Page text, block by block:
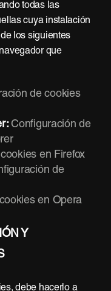
todas las
cuya instalación
los siguientes
que
de cookies
Configuración de
en Firefox
de
en Opera
Y
debe hacerlo a